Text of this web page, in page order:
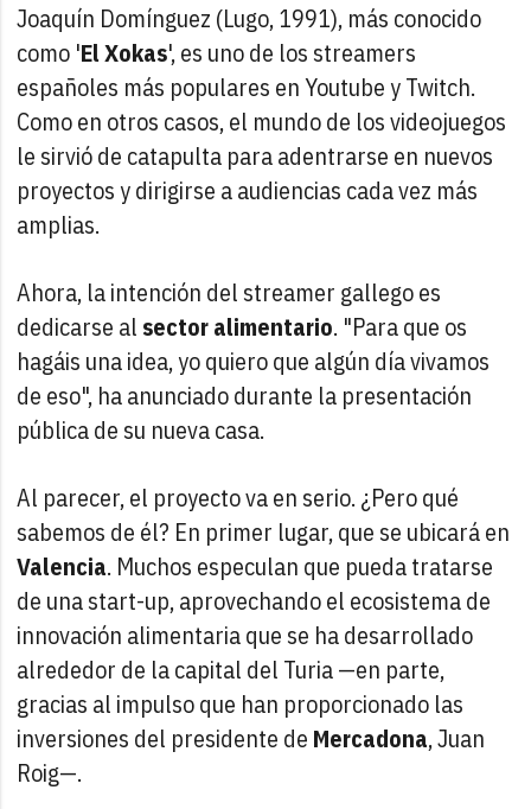
Joaquín Domínguez (Lugo, 1991), más conocido
como 'El Xokas', es uno de los streamers
españoles más populares en Youtube y Twitch.
Como en otros casos, el mundo de los videojuegos
le sirvió de catapulta para adentrarse en nuevos
proyectos y dirigirse a audiencias cada vez más
amplias.
Ahora, la intención del streamer gallego es
dedicarse al sector alimentario. "Para que os
hagáis una idea, yo quiero que algún día vivamos
de eso", ha anunciado durante la presentación
pública de su nueva casa.
Al parecer, el proyecto va en serio. ¿Pero qué
sabemos de él? En primer lugar, que se ubicará en
Valencia. Muchos especulan que pueda tratarse
de una start-up, aprovechando el ecosistema de
innovación alimentaria que se ha desarrollado
alrededor de la capital del Turia —en parte,
gracias al impulso que han proporcionado las
inversiones del presidente de Mercadona, Juan
Roig—.